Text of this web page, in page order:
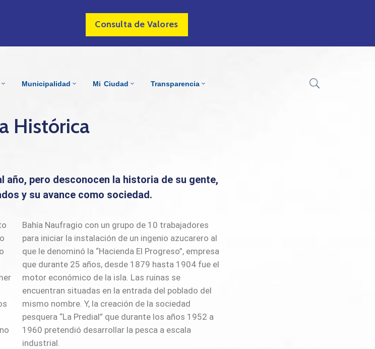
Consulta de Valores
Municipalidad Mi Ciudad Transparencia
Histórica
pero desconocen la historia de su gente,
y su avance como sociedad.
industrial.